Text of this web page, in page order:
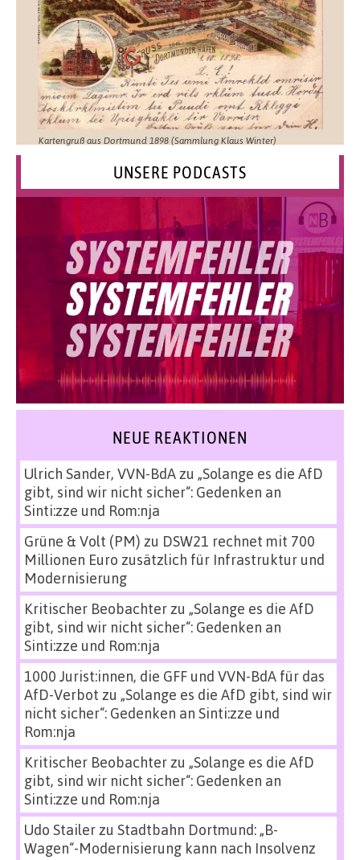
Kartengruß aus Dortmund 1898 (Sammlung Klaus Winter)
UNSERE PODCASTS
NEUE REAKTIONEN
Ulrich Sander, VVN-BdAzu „Solange es die AfD
gibt, sind wir nicht sicher“: Gedenken an
Sinti:zze und Rom:nja
Grüne & Volt (PM) zu DSW21 rechnet mit 700
Millionen Euro zusätzlich für Infrastruktur und
Modernisierung
Kritischer Beobachterzu „Solange es die AfD
gibt, sind wir nicht sicher“: Gedenken an
Sinti:zze und Rom:nja
1000 Jurist:innen, die GFF und VVN-BdA für das
AfD-Verbot zu „Solange es die AfD gibt, sind wir
nicht sicher“: Gedenken an Sinti:zze und
Rom:nja
Kritischer Beobachterzu „Solange es die AfD
gibt, sind wir nicht sicher“: Gedenken an
Sinti:zze und Rom:nja
Udo Stailerzu Stadtbahn Dortmund: „B-
Wagen“-Modernisierung kann nach Insolvenz